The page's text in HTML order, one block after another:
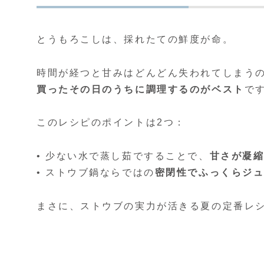
とうもろこしは、採れたての鮮度が命。
時間が経つと甘みはどんどん失われてしまうの
買ったその日のうちに調理するのがベスト で
このレシピのポイントは2つ：
• 少ない水で蒸し茹ですることで、 甘さが凝縮
• ストウブ鍋ならではの密閉性でふっくらジ
まさに、ストウブの実力が活きる夏の定番レ